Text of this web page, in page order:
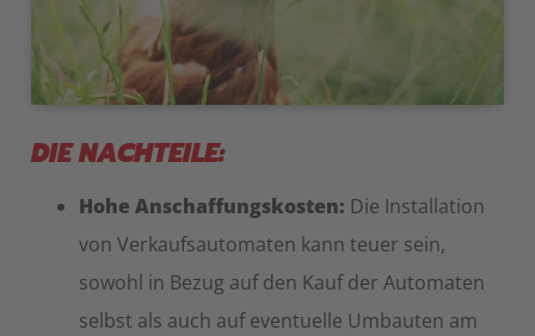
DIE NACHTEILE:
Hohe Anschaffungskosten: Die Installation
von Verkaufsautomaten kann teuer sein,
sowohl in Bezug auf den Kauf der Automaten
selbst als auch auf eventuelle Umbauten am